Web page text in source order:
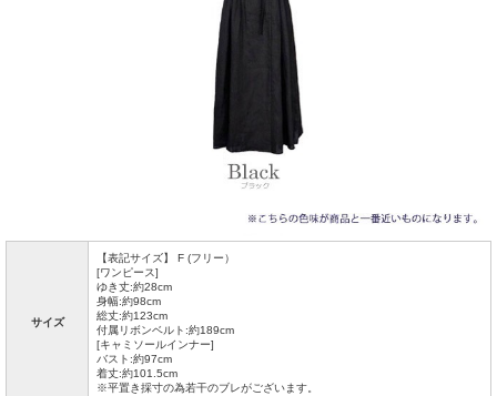
サイズ
【表記サイズ】 F (フリー）
[ワンピース]
ゆき丈:約28cm
身幅:約98cm
総丈:約123cm
付属リボンベルト:約189cm
[キャミソールインナー]
バスト:約97cm
着丈:約101.5cm
※平置き採寸の為若干のブレがございます。